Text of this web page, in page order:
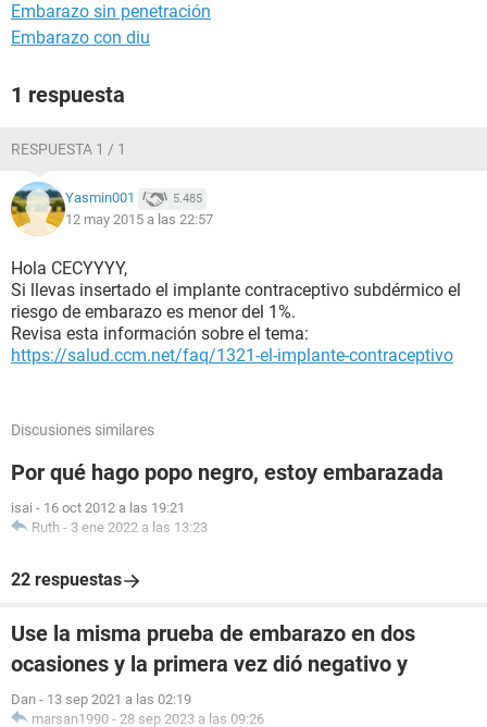
Embarazo sin penetración
Embarazo con diu
1 respuesta
RESPUESTA 1 / 1
Yasmin001 5.485
12 may 2015 a las 22:57
Hola CECYYYY,
Si llevas insertado el implante contraceptivo subdérmico el
riesgo de embarazo es menor del 1%.
Revisa esta información sobre el tema:
https://salud.ccm.net/faq/1321-el-implante-contraceptivo
Discusiones similares
Por qué hago popo negro, estoy embarazada
isai - 16 oct 2012 a las 19:21
Ruth - 3 ene 2022 a las 13:23
22 respuestas
Use la misma prueba de embarazo en dos
ocasiones y la primera vez dió negativo y
Dan - 13 sep 2021 a las 02:19
marsan1990 - 28 sep 2023 a las 09:26